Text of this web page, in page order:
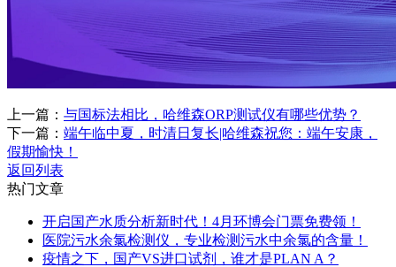
上一篇： 与国标法相比，哈维森ORP测试仪有哪些优势？
下一篇： ​端午临中夏，时清日复长|哈维森祝您：端午安康，
假期愉快！
返回列表
热门文章
开启国产水质分析新时代！4月环博会门票免费领！
医院污水余氯检测仪，专业检测污水中余氯的含量！
疫情之下，国产VS进口试剂，谁才是PLAN A？